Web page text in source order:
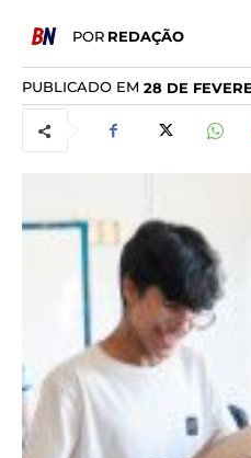
POR REDAÇÃO
PUBLICADO EM 28 DE